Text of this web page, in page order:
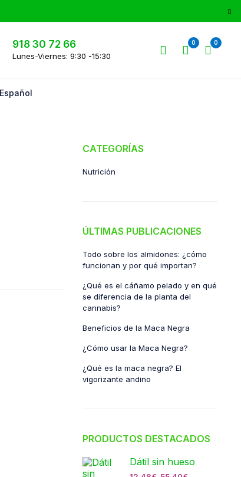
918 30 72 66
Lunes-Viernes: 9:30 -15:30
0 0
Español
CATEGORÍAS
Nutrición
ÚLTIMAS PUBLICACIONES
Todo sobre los almidones: ¿cómo
funcionan y por qué importan?
¿Qué es el cáñamo pelado y en qué
se diferencia de la planta del
cannabis?
Beneficios de la Maca Negra
¿Cómo usar la Maca Negra?
¿Qué es la maca negra? El
vigorizante andino
PRODUCTOS DESTACADOS
Dátil sin hueso